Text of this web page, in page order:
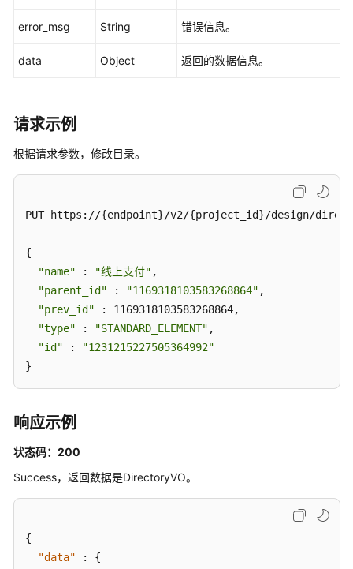
口
标
口
度
接
口
度
接
事
error_msg String 错误信息。
data Object 返回的数据信息。
请求示例
根据请求参数，修改目录。
PUT https://{endpoint}/v2/{project_id}/design/
{
"name" : "线上支付" ,
"parent_id" : "1169318103583268864" ,
"prev_id" : 1169318103583268864,
"type" : "STANDARD_ELEMENT" ,
"id" :
"1231215227505364992"
}
响应示例
状态码：200
Success，返回数据是DirectoryVO。
{
"data"
:
{